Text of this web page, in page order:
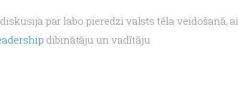
diskusija par labo pieredzi valsts tēla
dibinātāju un vadītāju